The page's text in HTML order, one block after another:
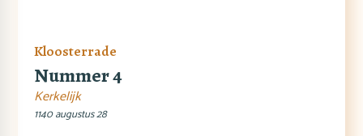
Kloosterrade
Nummer 4
Kerkelijk
1140 augustus 28